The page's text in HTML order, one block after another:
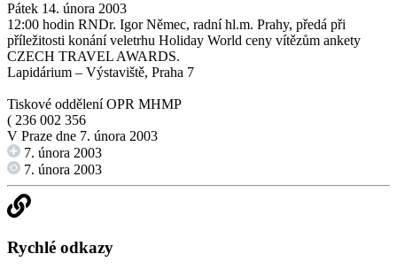
Pátek 14. února 2003
12:00 hodin RNDr. Igor Němec, radní hl.m. Prahy, předá při
příležitosti konání veletrhu Holiday World ceny vítězům ankety
CZECH TRAVEL AWARDS.
Lapidárium – Výstaviště, Praha 7
Tiskové oddělení OPR MHMP
( 236 002 356
V Praze dne 7. února 2003
7. února 2003
7. února 2003
Rychlé odkazy